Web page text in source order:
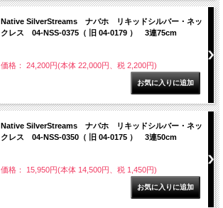
Native SilverStreams ナバホ リキッドシルバー・ネッ
クレス 04-NSS-0375（ 旧 04-0179 ） 3連75cm
価格： 24,200円(本体 22,000円、税 2,200円)
Native SilverStreams ナバホ リキッドシルバー・ネッ
クレス 04-NSS-0350（ 旧 04-0175 ） 3連50cm
価格： 15,950円(本体 14,500円、税 1,450円)